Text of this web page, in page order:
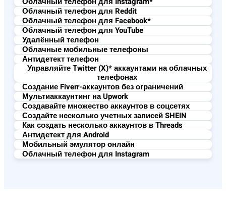
Облачный телефон для Reddit
Облачный телефон для Facebook*
Облачный телефон для YouTube
Удалённый телефон
Облачные мобильные телефоны
Антидетект телефон
Управляйте Twitter (X)* аккаунтами на облачных
телефонах
Создание Fiverr-аккаунтов без ограничений
Мультиаккаунтинг на Upwork
Создавайте множество аккаунтов в соцсетях
Создайте несколько учетных записей SHEIN
Как создать несколько аккаунтов в Threads
Антидетект для Android
Мобильный эмулятор онлайн
Облачный телефон для Instagram